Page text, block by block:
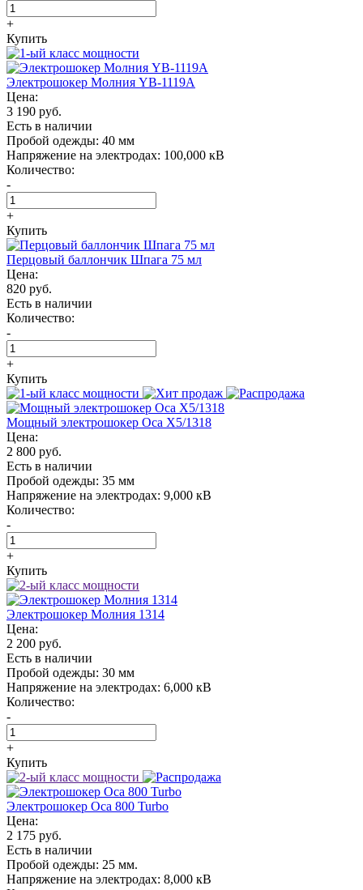
+
Купить
Электрошокер Молния YB-1119A
Цена:
3 190 руб.
Есть в наличии
Пробой одежды: 40 мм
Напряжение на электродах: 100,000 кВ
Количество:
-
+
Купить
Перцовый баллончик Шпага 75 мл
Цена:
820 руб.
Есть в наличии
Количество:
-
+
Купить
Мощный электрошокер Oса X5/1318
Цена:
2 800 руб.
Есть в наличии
Пробой одежды: 35 мм
Напряжение на электродах: 9,000 кВ
Количество:
-
+
Купить
Электрошокер Молния 1314
Цена:
2 200 руб.
Есть в наличии
Пробой одежды: 30 мм
Напряжение на электродах: 6,000 кВ
Количество:
-
+
Купить
Электрошокер Oса 800 Turbo
Цена:
2 175 руб.
Есть в наличии
Пробой одежды: 25 мм.
Напряжение на электродах: 8,000 кВ